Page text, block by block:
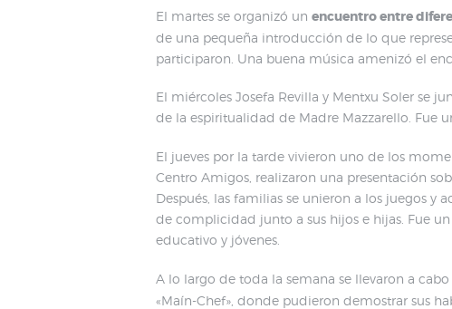
El martes se organizó un encuentro entre
de una pequeña introducción de lo que
participaron. Una buena música amenizó el
El miércoles Josefa Revilla y Mentxu Soler se
de la espiritualidad de Madre Mazzarello. Fue
El jueves por la tarde vivieron uno de los
Centro Amigos, realizaron una presentación
Después, las familias se unieron a los juegos
de complicidad junto a sus hijos e hijas. Fue
educativo y jóvenes.
A lo largo de toda la semana se llevaron a cabo
«Maín-Chef», donde pudieron demostrar sus